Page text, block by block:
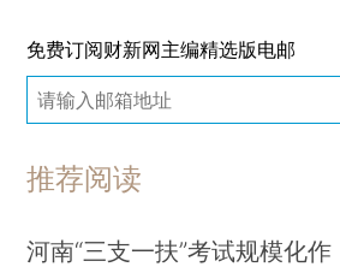
免费订阅财新网主编精选版电邮
推荐阅读
河南“三支一扶”考试规模化作